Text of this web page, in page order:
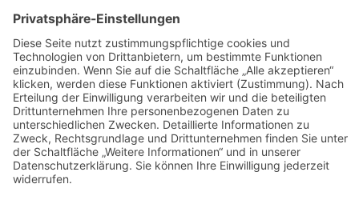
Widerrufsbelehrung
Bankdaten